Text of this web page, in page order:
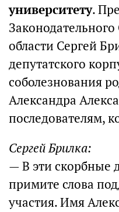
университету.
области Сергей
депутатского
соболезнования
Александра
последователям,
Сергей Брилка:
— В эти скорбные
примите слова
участия. Имя